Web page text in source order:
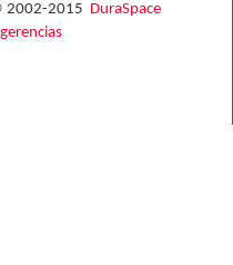
2002-2015 DuraSpace